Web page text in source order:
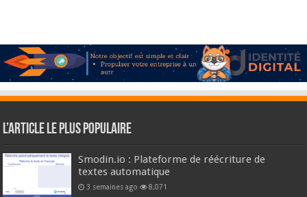
L’article le plus populaire
Smodin.io : Plateforme de réécriture de
textes automatique
3 semaines ago 8,071